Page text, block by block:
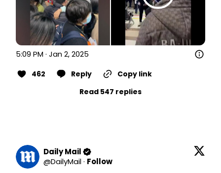
5:09 PM · Jan 2, 2025
462 Reply
Copy link
Read 547 replies
Daily Mail
@DailyMail· Follow